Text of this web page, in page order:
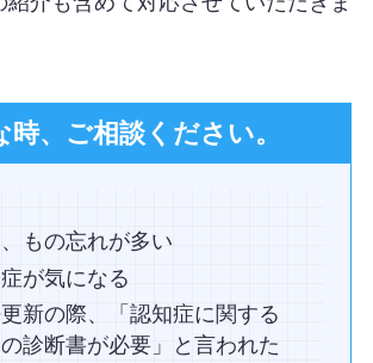
時、ご相談ください。
もの忘れが多い
が気になる
新の際、「認知症に関する
診断書が必要」と言われた